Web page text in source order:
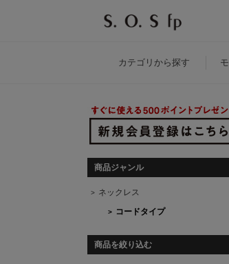
カテゴリ から探す
商品ジャンル
ネックレス
コードタイプ
商品を絞り込む